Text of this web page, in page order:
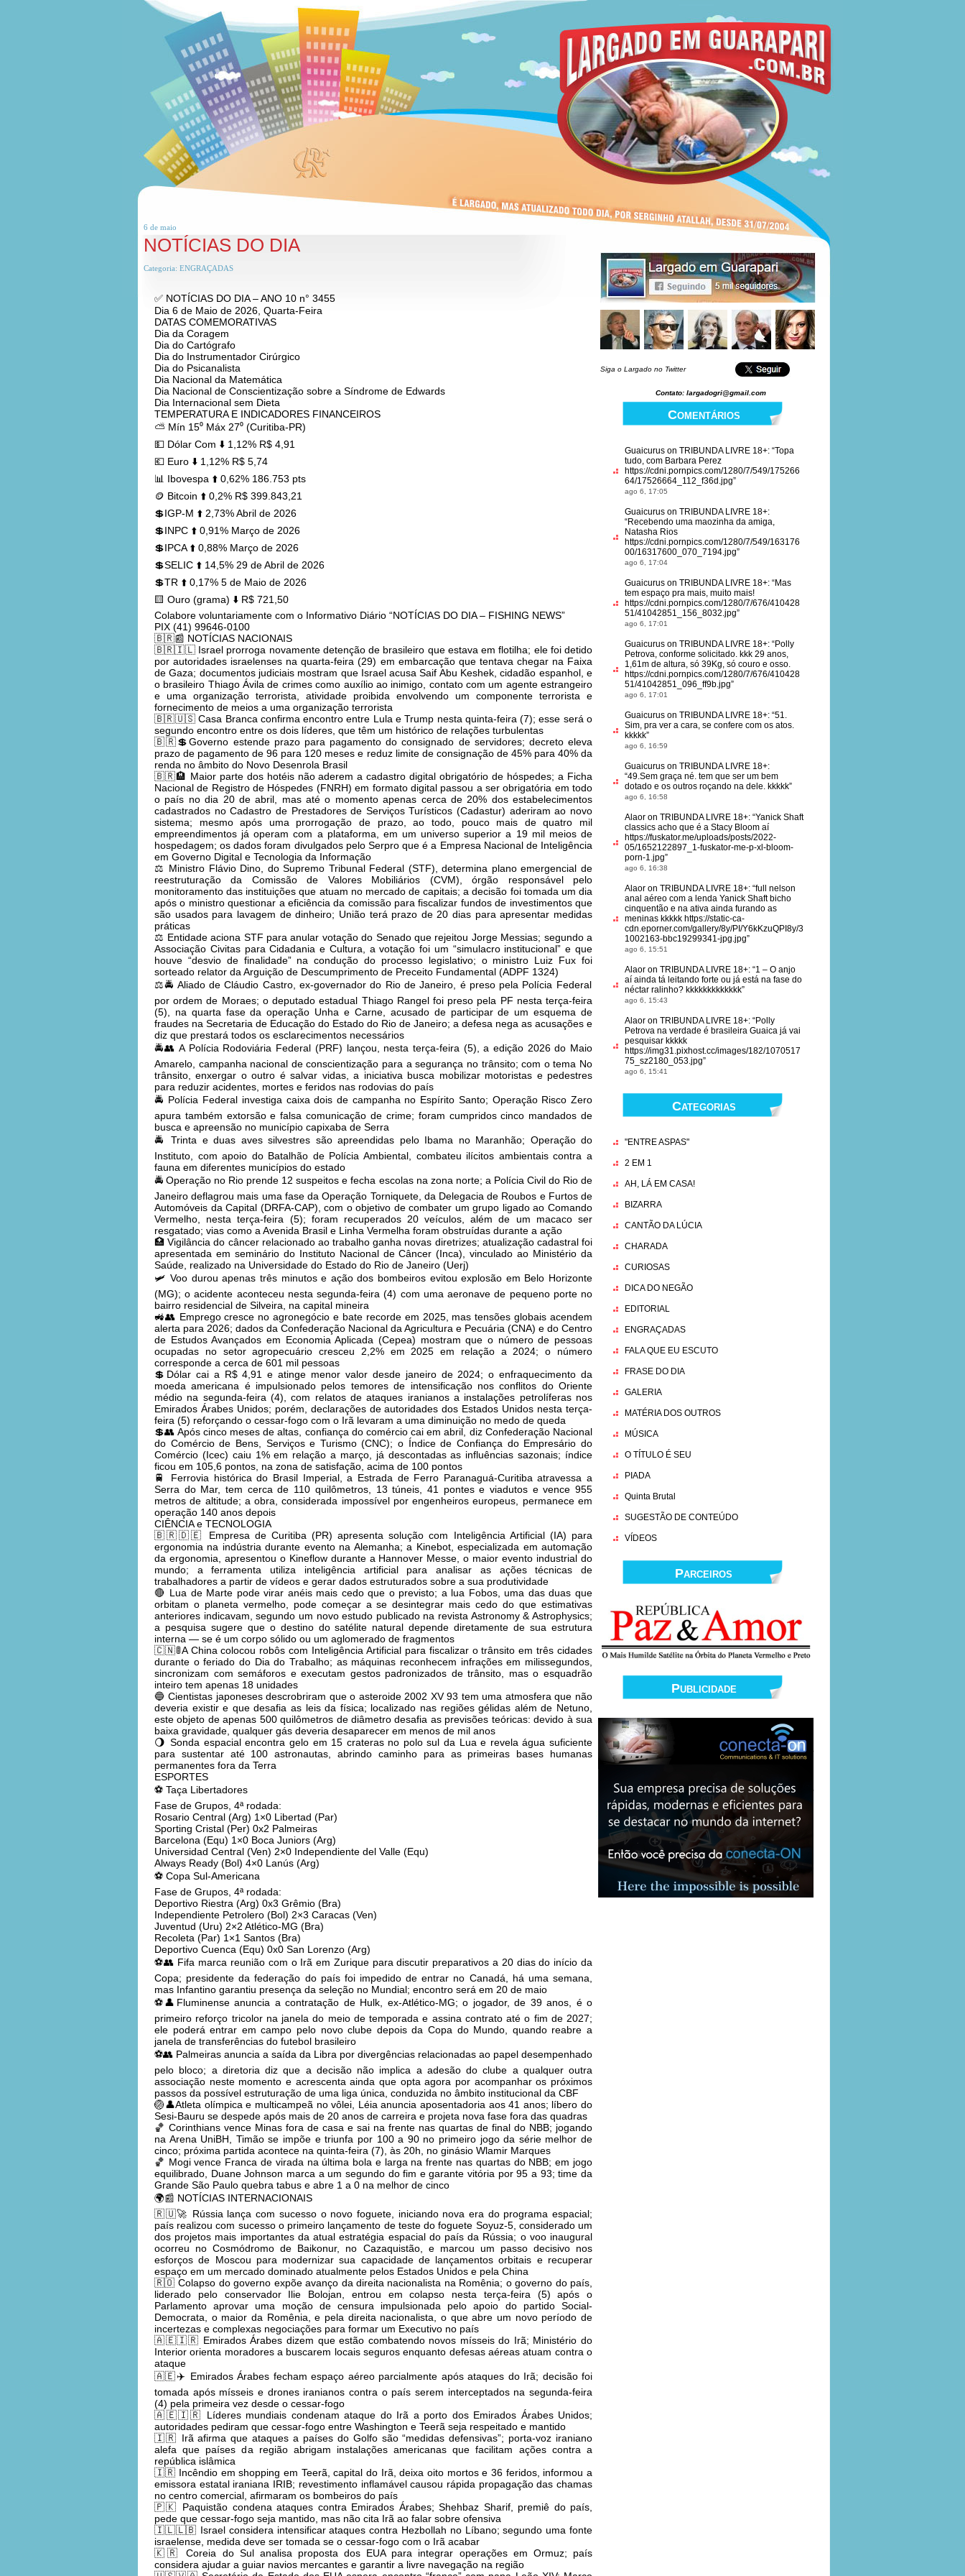
6 de maio
NOTÍCIAS DO DIA
Categoria: ENGRAÇADAS
✅ NOTÍCIAS DO DIA – ANO 10 n° 3455
Dia 6 de Maio de 2026, Quarta-Feira
DATAS COMEMORATIVAS
Dia da Coragem
Dia do Cartógrafo
Dia do Instrumentador Cirúrgico
Dia do Psicanalista
Dia Nacional da Matemática
Dia Nacional de Conscientização sobre a Síndrome de Edwards
Dia Internacional sem Dieta
TEMPERATURA E INDICADORES FINANCEIROS
⛅ Mín 15⁰ Máx 27⁰ (Curitiba-PR)
💵 Dólar Com ⬇️ 1,12% R$ 4,91
💶 Euro ⬇️ 1,12% R$ 5,74
📊 Ibovespa ⬆️ 0,62% 186.753 pts
🪙 Bitcoin ⬆️ 0,2% R$ 399.843,21
💲IGP-M ⬆️ 2,73% Abril de 2026
💲INPC ⬆️ 0,91% Março de 2026
💲IPCA ⬆️ 0,88% Março de 2026
💲SELIC ⬆️ 14,5% 29 de Abril de 2026
💲TR ⬆️ 0,17% 5 de Maio de 2026
🟨 Ouro (grama) ⬇️ R$ 721,50
Colabore voluntariamente com o Informativo Diário “NOTÍCIAS DO DIA – FISHING NEWS”
PIX (41) 99646-0100
🇧🇷📰 NOTÍCIAS NACIONAIS
🇧🇷🇮🇱 Israel prorroga novamente detenção de brasileiro que estava em flotilha; ele foi detido
por autoridades israelenses na quarta-feira (29) em embarcação que tentava chegar na Faixa
de Gaza; documentos judiciais mostram que Israel acusa Saif Abu Keshek, cidadão espanhol, e
o brasileiro Thiago Ávila de crimes como auxílio ao inimigo, contato com um agente estrangeiro
e uma organização terrorista, atividade proibida envolvendo um componente terrorista e
fornecimento de meios a uma organização terrorista
🇧🇷🇺🇸 Casa Branca confirma encontro entre Lula e Trump nesta quinta-feira (7); esse será o
segundo encontro entre os dois líderes, que têm um histórico de relações turbulentas
🇧🇷💲Governo estende prazo para pagamento do consignado de servidores; decreto eleva
prazo de pagamento de 96 para 120 meses e reduz limite de consignação de 45% para 40% da
renda no âmbito do Novo Desenrola Brasil
🇧🇷🏨 Maior parte dos hotéis não aderem a cadastro digital obrigatório de hóspedes; a Ficha
Nacional de Registro de Hóspedes (FNRH) em formato digital passou a ser obrigatória em todo
o país no dia 20 de abril, mas até o momento apenas cerca de 20% dos estabelecimentos
cadastrados no Cadastro de Prestadores de Serviços Turísticos (Cadastur) aderiram ao novo
sistema; mesmo após uma prorrogação de prazo, ao todo, pouco mais de quatro mil
empreendimentos já operam com a plataforma, em um universo superior a 19 mil meios de
hospedagem; os dados foram divulgados pelo Serpro que é a Empresa Nacional de Inteligência
em Governo Digital e Tecnologia da Informação
⚖️ Ministro Flávio Dino, do Supremo Tribunal Federal (STF), determina plano emergencial de
reestruturação da Comissão de Valores Mobiliários (CVM), órgão responsável pelo
monitoramento das instituições que atuam no mercado de capitais; a decisão foi tomada um dia
após o ministro questionar a eficiência da comissão para fiscalizar fundos de investimentos que
são usados para lavagem de dinheiro; União terá prazo de 20 dias para apresentar medidas
práticas
⚖️ Entidade aciona STF para anular votação do Senado que rejeitou Jorge Messias; segundo a
Associação Civitas para Cidadania e Cultura, a votação foi um “simulacro institucional” e que
houve “desvio de finalidade” na condução do processo legislativo; o ministro Luiz Fux foi
sorteado relator da Arguição de Descumprimento de Preceito Fundamental (ADPF 1324)
⚖️🚔 Aliado de Cláudio Castro, ex-governador do Rio de Janeiro, é preso pela Polícia Federal
por ordem de Moraes; o deputado estadual Thiago Rangel foi preso pela PF nesta terça-feira
(5), na quarta fase da operação Unha e Carne, acusado de participar de um esquema de
fraudes na Secretaria de Educação do Estado do Rio de Janeiro; a defesa nega as acusações e
diz que prestará todos os esclarecimentos necessários
🚔👥 A Polícia Rodoviária Federal (PRF) lançou, nesta terça-feira (5), a edição 2026 do Maio
Amarelo, campanha nacional de conscientização para a segurança no trânsito; com o tema No
trânsito, enxergar o outro é salvar vidas, a iniciativa busca mobilizar motoristas e pedestres
para reduzir acidentes, mortes e feridos nas rodovias do país
🚔 Polícia Federal investiga caixa dois de campanha no Espírito Santo; Operação Risco Zero
apura também extorsão e falsa comunicação de crime; foram cumpridos cinco mandados de
busca e apreensão no município capixaba de Serra
🚔 Trinta e duas aves silvestres são apreendidas pelo Ibama no Maranhão; Operação do
Instituto, com apoio do Batalhão de Polícia Ambiental, combateu ilícitos ambientais contra a
fauna em diferentes municípios do estado
🚔 Operação no Rio prende 12 suspeitos e fecha escolas na zona norte; a Polícia Civil do Rio de
Janeiro deflagrou mais uma fase da Operação Torniquete, da Delegacia de Roubos e Furtos de
Automóveis da Capital (DRFA-CAP), com o objetivo de combater um grupo ligado ao Comando
Vermelho, nesta terça-feira (5); foram recuperados 20 veículos, além de um macaco ser
resgatado; vias como a Avenida Brasil e Linha Vermelha foram obstruídas durante a ação
🏥 Vigilância do câncer relacionado ao trabalho ganha novas diretrizes; atualização cadastral foi
apresentada em seminário do Instituto Nacional de Câncer (Inca), vinculado ao Ministério da
Saúde, realizado na Universidade do Estado do Rio de Janeiro (Uerj)
🛩️ Voo durou apenas três minutos e ação dos bombeiros evitou explosão em Belo Horizonte
(MG); o acidente aconteceu nesta segunda-feira (4) com uma aeronave de pequeno porte no
bairro residencial de Silveira, na capital mineira
🚜👥 Emprego cresce no agronegócio e bate recorde em 2025, mas tensões globais acendem
alerta para 2026; dados da Confederação Nacional da Agricultura e Pecuária (CNA) e do Centro
de Estudos Avançados em Economia Aplicada (Cepea) mostram que o número de pessoas
ocupadas no setor agropecuário cresceu 2,2% em 2025 em relação a 2024; o número
corresponde a cerca de 601 mil pessoas
💲Dólar cai a R$ 4,91 e atinge menor valor desde janeiro de 2024; o enfraquecimento da
moeda americana é impulsionado pelos temores de intensificação nos conflitos do Oriente
médio na segunda-feira (4), com relatos de ataques iranianos a instalações petrolíferas nos
Emirados Árabes Unidos; porém, declarações de autoridades dos Estados Unidos nesta terça-
feira (5) reforçando o cessar-fogo com o Irã levaram a uma diminuição no medo de queda
💲👥 Após cinco meses de altas, confiança do comércio cai em abril, diz Confederação Nacional
do Comércio de Bens, Serviços e Turismo (CNC); o Índice de Confiança do Empresário do
Comércio (Icec) caiu 1% em relação a março, já descontadas as influências sazonais; índice
ficou em 105,6 pontos, na zona de satisfação, acima de 100 pontos
🚆 Ferrovia histórica do Brasil Imperial, a Estrada de Ferro Paranaguá-Curitiba atravessa a
Serra do Mar, tem cerca de 110 quilômetros, 13 túneis, 41 pontes e viadutos e vence 955
metros de altitude; a obra, considerada impossível por engenheiros europeus, permanece em
operação 140 anos depois
CIÊNCIA e TECNOLOGIA
🇧🇷🇩🇪 Empresa de Curitiba (PR) apresenta solução com Inteligência Artificial (IA) para
ergonomia na indústria durante evento na Alemanha; a Kinebot, especializada em automação
da ergonomia, apresentou o Kineflow durante a Hannover Messe, o maior evento industrial do
mundo; a ferramenta utiliza inteligência artificial para analisar as ações técnicas de
trabalhadores a partir de vídeos e gerar dados estruturados sobre a sua produtividade
🔴 Lua de Marte pode virar anéis mais cedo que o previsto; a lua Fobos, uma das duas que
orbitam o planeta vermelho, pode começar a se desintegrar mais cedo do que estimativas
anteriores indicavam, segundo um novo estudo publicado na revista Astronomy & Astrophysics;
a pesquisa sugere que o destino do satélite natural depende diretamente de sua estrutura
interna — se é um corpo sólido ou um aglomerado de fragmentos
🇨🇳🚦A China colocou robôs com Inteligência Artificial para fiscalizar o trânsito em três cidades
durante o feriado do Dia do Trabalho; as máquinas reconhecem infrações em milissegundos,
sincronizam com semáforos e executam gestos padronizados de trânsito, mas o esquadrão
inteiro tem apenas 18 unidades
🔵 Cientistas japoneses descrobriram que o asteroide 2002 XV 93 tem uma atmosfera que não
deveria existir e que desafia as leis da física; localizado nas regiões gélidas além de Netuno,
este objeto de apenas 500 quilômetros de diâmetro desafia as previsões teóricas: devido à sua
baixa gravidade, qualquer gás deveria desaparecer em menos de mil anos
🌖 Sonda espacial encontra gelo em 15 crateras no polo sul da Lua e revela água suficiente
para sustentar até 100 astronautas, abrindo caminho para as primeiras bases humanas
permanentes fora da Terra
ESPORTES
⚽ Taça Libertadores
Fase de Grupos, 4ª rodada:
Rosario Central (Arg) 1×0 Libertad (Par)
Sporting Cristal (Per) 0x2 Palmeiras
Barcelona (Equ) 1×0 Boca Juniors (Arg)
Universidad Central (Ven) 2×0 Independiente del Valle (Equ)
Always Ready (Bol) 4×0 Lanús (Arg)
⚽ Copa Sul-Americana
Fase de Grupos, 4ª rodada:
Deportivo Riestra (Arg) 0x3 Grêmio (Bra)
Independiente Petrolero (Bol) 2×3 Caracas (Ven)
Juventud (Uru) 2×2 Atlético-MG (Bra)
Recoleta (Par) 1×1 Santos (Bra)
Deportivo Cuenca (Equ) 0x0 San Lorenzo (Arg)
⚽👥 Fifa marca reunião com o Irã em Zurique para discutir preparativos a 20 dias do início da
Copa; presidente da federação do país foi impedido de entrar no Canadá, há uma semana,
mas Infantino garantiu presença da seleção no Mundial; encontro será em 20 de maio
⚽👤Fluminense anuncia a contratação de Hulk, ex-Atlético-MG; o jogador, de 39 anos, é o
primeiro reforço tricolor na janela do meio de temporada e assina contrato até o fim de 2027;
ele poderá entrar em campo pelo novo clube depois da Copa do Mundo, quando reabre a
janela de transferências do futebol brasileiro
⚽👥 Palmeiras anuncia a saída da Libra por divergências relacionadas ao papel desempenhado
pelo bloco; a diretoria diz que a decisão não implica a adesão do clube a qualquer outra
associação neste momento e acrescenta ainda que opta agora por acompanhar os próximos
passos da possível estruturação de uma liga única, conduzida no âmbito institucional da CBF
🏐👤Atleta olímpica e multicampeã no vôlei, Léia anuncia aposentadoria aos 41 anos; líbero do
Sesi-Bauru se despede após mais de 20 anos de carreira e projeta nova fase fora das quadras
🏀 Corinthians vence Minas fora de casa e sai na frente nas quartas de final do NBB; jogando
na Arena UniBH, Timão se impõe e triunfa por 100 a 90 no primeiro jogo da série melhor de
cinco; próxima partida acontece na quinta-feira (7), às 20h, no ginásio Wlamir Marques
🏀 Mogi vence Franca de virada na última bola e larga na frente nas quartas do NBB; em jogo
equilibrado, Duane Johnson marca a um segundo do fim e garante vitória por 95 a 93; time da
Grande São Paulo quebra tabus e abre 1 a 0 na melhor de cinco
🌍📰 NOTÍCIAS INTERNACIONAIS
🇷🇺🚀 Rússia lança com sucesso o novo foguete, iniciando nova era do programa espacial;
país realizou com sucesso o primeiro lançamento de teste do foguete Soyuz-5, considerado um
dos projetos mais importantes da atual estratégia espacial do país da Rússia; o voo inaugural
ocorreu no Cosmódromo de Baikonur, no Cazaquistão, e marcou um passo decisivo nos
esforços de Moscou para modernizar sua capacidade de lançamentos orbitais e recuperar
espaço em um mercado dominado atualmente pelos Estados Unidos e pela China
🇷🇴 Colapso do governo expõe avanço da direita nacionalista na Romênia; o governo do país,
liderado pelo conservador Ilie Bolojan, entrou em colapso nesta terça-feira (5) após o
Parlamento aprovar uma moção de censura impulsionada pelo apoio do partido Social-
Democrata, o maior da Romênia, e pela direita nacionalista, o que abre um novo período de
incertezas e complexas negociações para formar um Executivo no país
🇦🇪🇮🇷 Emirados Árabes dizem que estão combatendo novos mísseis do Irã; Ministério do
Interior orienta moradores a buscarem locais seguros enquanto defesas aéreas atuam contra o
ataque
🇦🇪✈️ Emirados Árabes fecham espaço aéreo parcialmente após ataques do Irã; decisão foi
tomada após mísseis e drones iranianos contra o país serem interceptados na segunda-feira
(4) pela primeira vez desde o cessar-fogo
🇦🇪🇮🇷 Líderes mundiais condenam ataque do Irã a porto dos Emirados Árabes Unidos;
autoridades pediram que cessar-fogo entre Washington e Teerã seja respeitado e mantido
🇮🇷 Irã afirma que ataques a países do Golfo são “medidas defensivas”; porta-voz iraniano
alefa que países da região abrigam instalações americanas que facilitam ações contra a
república islâmica
🇮🇷 Incêndio em shopping em Teerã, capital do Irã, deixa oito mortos e 36 feridos, informou a
emissora estatal iraniana IRIB; revestimento inflamável causou rápida propagação das chamas
no centro comercial, afirmaram os bombeiros do país
🇵🇰 Paquistão condena ataques contra Emirados Árabes; Shehbaz Sharif, premiê do país,
pede que cessar-fogo seja mantido, mas não cita Irã ao falar sobre ofensiva
🇮🇱🇱🇧 Israel considera intensificar ataques contra Hezbollah no Líbano; segundo uma fonte
israelense, medida deve ser tomada se o cessar-fogo com o Irã acabar
🇰🇷 Coreia do Sul analisa proposta dos EUA para integrar operações em Ormuz; país
considera ajudar a guiar navios mercantes e garantir a livre navegação na região
Siga o Largado no Twitter
Contato: largadogri@gmail.com
Comentários
Guaicurus on TRIBUNDA LIVRE 18+: “Topa
tudo, com Barbara Perez
https://cdni.pornpics.com/1280/7/549/175266
64/17526664_112_f36d.jpg”
ago 6, 17:05
Guaicurus on TRIBUNDA LIVRE 18+:
“Recebendo uma maozinha da amiga,
Natasha Rios
https://cdni.pornpics.com/1280/7/549/163176
00/16317600_070_7194.jpg”
ago 6, 17:04
Guaicurus on TRIBUNDA LIVRE 18+: “Mas
tem espaço pra mais, muito mais!
https://cdni.pornpics.com/1280/7/676/410428
51/41042851_156_8032.jpg”
ago 6, 17:01
Guaicurus on TRIBUNDA LIVRE 18+: “Polly
Petrova, conforme solicitado. kkk 29 anos,
1,61m de altura, só 39Kg, só couro e osso.
https://cdni.pornpics.com/1280/7/676/410428
51/41042851_096_ff9b.jpg”
ago 6, 17:01
Guaicurus on TRIBUNDA LIVRE 18+: “51.
Sim, pra ver a cara, se confere com os atos.
kkkkk”
ago 6, 16:59
Guaicurus on TRIBUNDA LIVRE 18+:
“49.Sem graça né. tem que ser um bem
dotado e os outros roçando na dele. kkkkk”
ago 6, 16:58
Alaor on TRIBUNDA LIVRE 18+: “Yanick Shaft
classics acho que é a Stacy Bloom aí
https://fuskator.me/uploads/posts/2022-
05/1652122897_1-fuskator-me-p-xl-bloom-
porn-1.jpg”
ago 6, 16:38
Alaor on TRIBUNDA LIVRE 18+: “full nelson
anal aéreo com a lenda Yanick Shaft bicho
cinquentão e na ativa ainda furando as
meninas kkkkk https://static-ca-
cdn.eporner.com/gallery/8y/PI/Y6kKzuQPI8y/3
1002163-bbc19299341-jpg.jpg”
ago 6, 15:51
Alaor on TRIBUNDA LIVRE 18+: “1 – O anjo
aí ainda tá leitando forte ou já está na fase do
néctar ralinho? kkkkkkkkkkkkk”
ago 6, 15:43
Alaor on TRIBUNDA LIVRE 18+: “Polly
Petrova na verdade é brasileira Guaica já vai
pesquisar kkkkk
https://img31.pixhost.cc/images/182/1070517
75_sz2180_053.jpg”
ago 6, 15:41
Categorias
"ENTRE ASPAS"
2 EM 1
AH, LÁ EM CASA!
BIZARRA
CANTÃO DA LÚCIA
CHARADA
CURIOSAS
DICA DO NEGÃO
EDITORIAL
ENGRAÇADAS
FALA QUE EU ESCUTO
FRASE DO DIA
GALERIA
MATÉRIA DOS OUTROS
MÚSICA
O TÍTULO É SEU
PIADA
Quinta Brutal
SUGESTÃO DE CONTEÚDO
VÍDEOS
Parceiros
Publicidade